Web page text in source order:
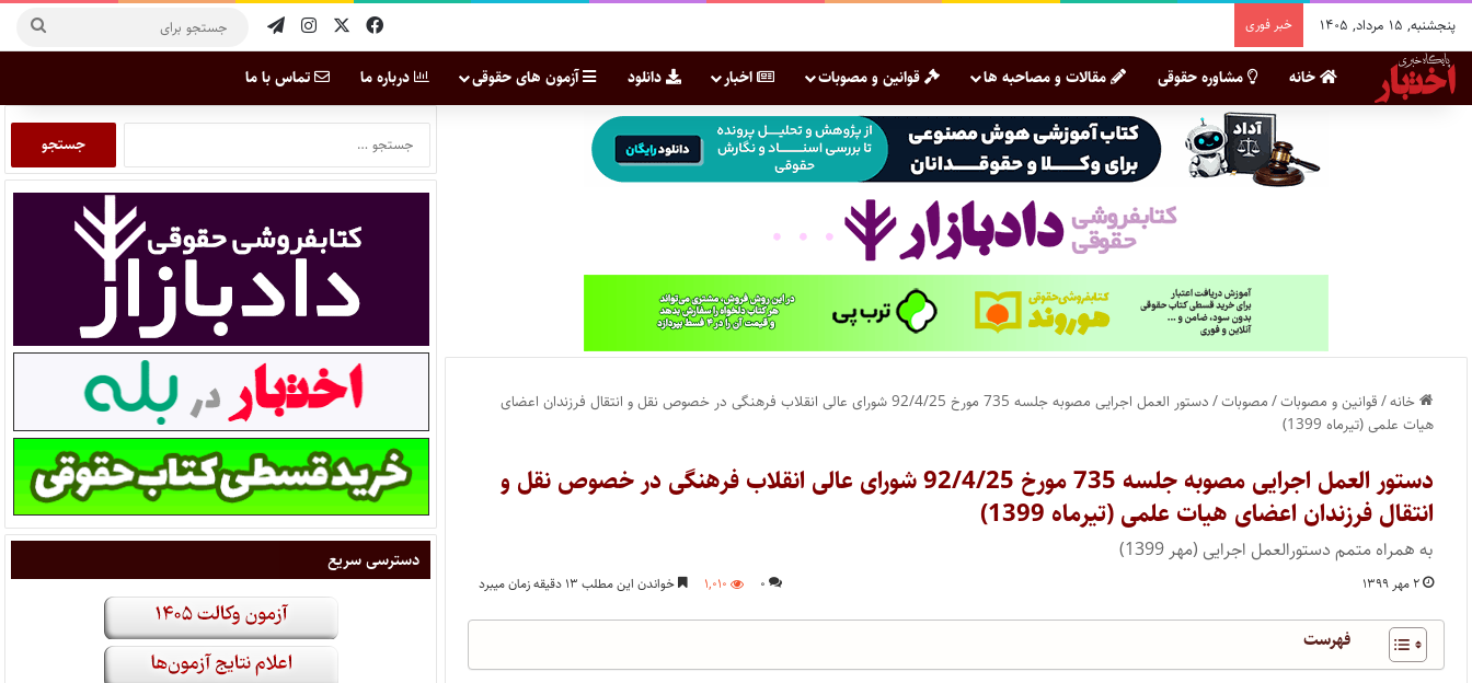
پنجشنبه, ۱۵ مرداد, ۱۴۰۵ خبر فوری
خانه مشاوره حقوقی مقالات و مصاحبه ها قوانین و مصوبات اخبار دانلود آزمون های حقوقی درباره ما تماس با ما
خانه/قوانین و مصوبات/مصوبات/
دستور العمل اجرایی مصوبه جلسه 735 مورخ 92/4/25 شورای عالی انقلاب فرهنگی در خصوص نقل و انتقال فرزندان اعضای
هیات علمی (تیرماه 1399)
دستور العمل اجرایی مصوبه جلسه 735 مورخ 92/4/25 شورای عالی انقلاب فرهنگی در خصوص نقل و
انتقال فرزندان اعضای هیات علمی (تیرماه 1399)
به همراه متمم دستورالعمل اجرایی (مهر 1399)
۲ مهر ۱۳۹۹ ۰ ۱,۰۱۰ خواندن این مطلب ۱۳ دقیقه زمان میبرد
فهرست
دسترسی سریع